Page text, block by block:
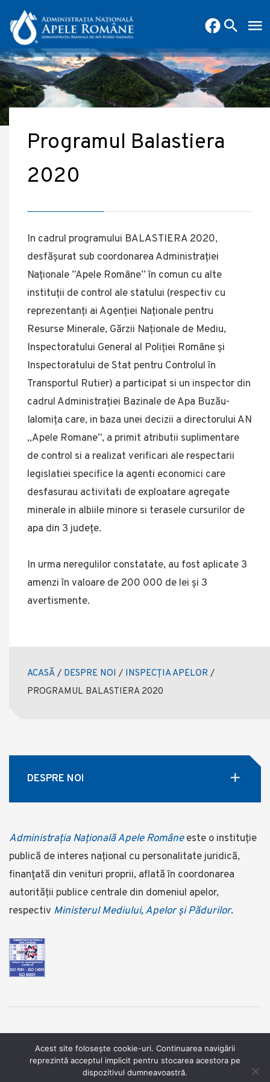
Programul Balastiera
2020
In cadrul programului BALASTIERA 2020,
desfășurat sub coordonarea Administrației
Naționale ”Apele Române” în comun cu alte
instituții de control ale statului (respectiv cu
reprezentanți ai Agenției Naționale pentru
Resurse Minerale, Gărzii Naționale de Mediu,
Inspectoratului General al Poliției Române și
Inspectoratului de Stat pentru Controlul în
Transportul Rutier) a participat si un inspector din
cadrul Administrației Bazinale de Apa Buzău-
Ialomița care, in baza unei decizii a directorului AN
„Apele Romane”, a primit atributii suplimentare
de control si a realizat verificari ale respectarii
legislatiei specifice la agenti economici care
desfasurau activitati de exploatare agregate
minerale in albiile minore si terasele cursurilor de
apa din 3 județe.
In urma neregulilor constatate, au fost aplicate 3
amenzi în valoare de 200 000 de lei și 3
avertismente.
ACASĂ / DESPRE NOI / INSPECȚIA APELOR /
PROGRAMUL BALASTIERA 2020
DESPRE NOI
Administrația Națională Apele Româneeste o instituție
publică de interes național cu personalitate juridică,
finanţată din venituri proprii, aflată în coordonarea
autorității publice centrale din domeniul apelor,
respectiv Ministerul Mediului, Apelor și Pădurilor.
©2025 Administrația Națională Apele Române ©foto:
www.dragosasaftei.ro
Acest site folosește cookie-uri. Continuarea navigării
reprezintă acceptul implicit pentru stocarea acestora pe
dispozitivul dumneavoastră.